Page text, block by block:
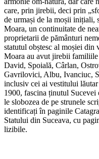
care, prin jirebii, deci prin
de urmași de la moșii inițiali,
Moara, un continuitate de
proprietarii de pământuri
statutul obștesc al moșiei din
Moara au avut jirebii
David, Spoială, Cârlan,
Gavrilovici, Albu, Ivanciuc,
inclusiv cei ai vestitului
1900, fascina ținutul Sucevei
le slobozea de pe strunele
identificați în paginile
Statului din Suceava, cu
lizibile.